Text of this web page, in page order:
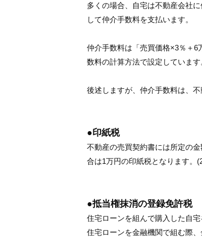
多くの場合、自宅は不動産会社
して仲介手数料を支払います。
仲介手数料は「売買価格×3％＋6
数料の計算方法で設定しています
後述しますが、仲介手数料は、
●印紙税
不動産の売買契約書には所定の
合は1万円の印紙税となります。
●抵当権抹消の登録免許税
住宅ローンを組んで購入した自
住宅ローンを金融機関で組む際